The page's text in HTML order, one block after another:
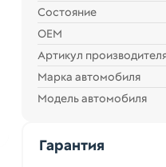
Состояние
ОЕМ
Артикул
Марка автомобиля
Модель автомобиля
Гарантия